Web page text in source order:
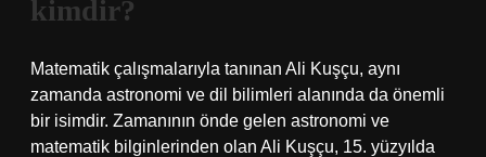
kimdir?
Matematik çalışmalarıyla tanınan Ali Kuşçu, aynı
zamanda astronomi ve dil bilimleri alanında da önemli
bir isimdir. Zamanının önde gelen astronomi ve
matematik bilginlerinden olan Ali Kuşçu, 15. yüzyılda